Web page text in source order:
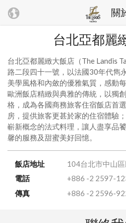
關
台北亞都麗
台北亞都麗緻大飯店（The Landis
路二段四十一號，以法國30年代雋
美學風格和內斂的優雅氣質，感動
歐洲飯店精緻與典雅的傳統，以獨
格，成為各國商務旅客住宿飯店首
房，提供旅客更甚於家的住宿體驗
嶄新概念的法式料理，讓人盡享品
馨的服務及甜蜜美好回憶。
飯店地址
104台北市中山
電話
+886 -2 2597-
傳真
+886 -2 2596-